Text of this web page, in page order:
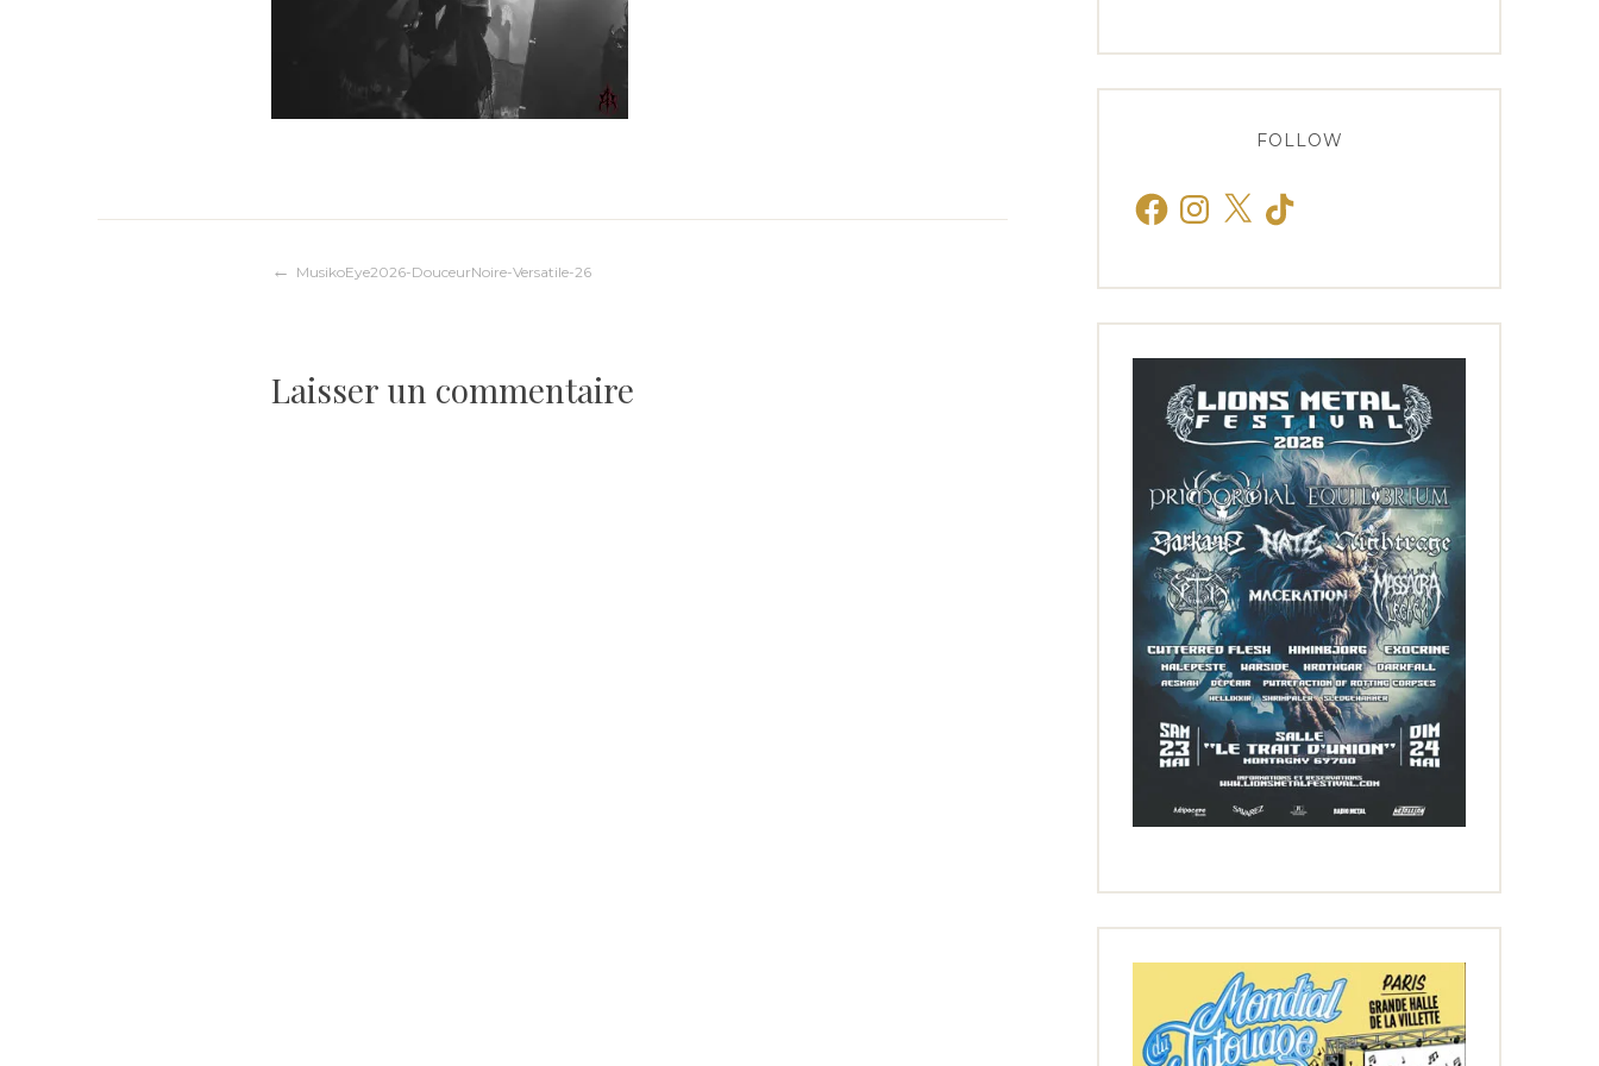
Navigation
l’article
MusikoEye2026-DouceurNoire-Versatile-26
Laisser un commentaire
FOLLOW
FacebookInstagram
X TikTok